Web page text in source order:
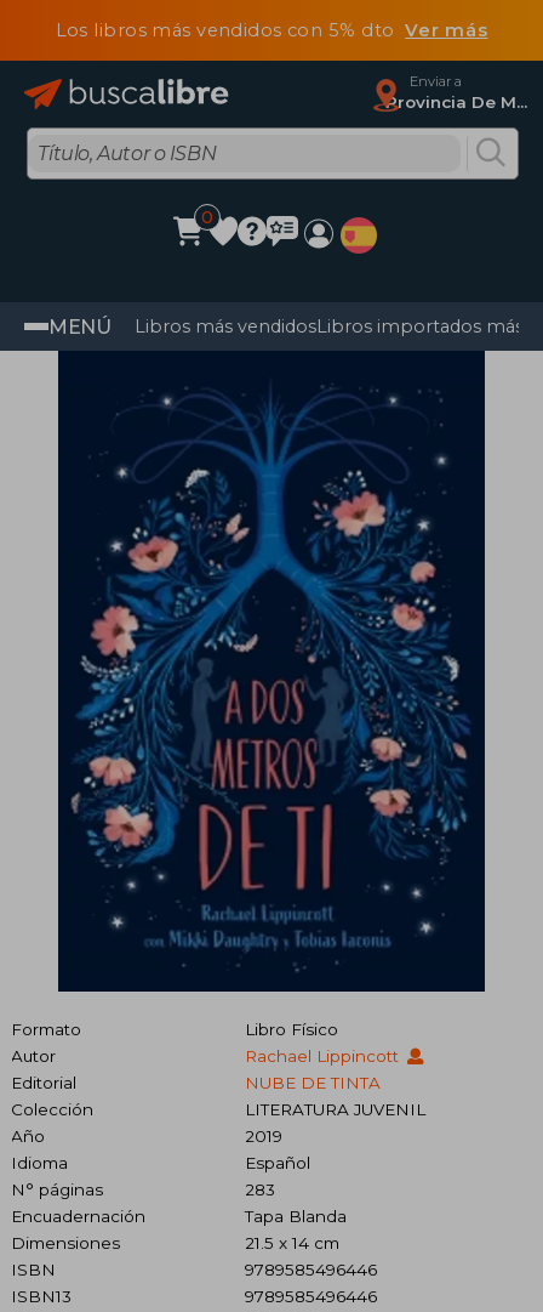
Los libros más vendidos con 5% dtoVer más
Enviar a
Provincia De Madrid
0
MENÚ Libros más vendidosLibros importados más
Formato
Libro Físico
Autor
Rachael Lippincott
Editorial
NUBE DE TINTA
Colección
LITERATURA JUVENIL
Año
2019
Idioma
Español
N° páginas
283
Encuadernación
Tapa Blanda
Dimensiones
21.5 x 14 cm
ISBN
9789585496446
ISBN13
9789585496446